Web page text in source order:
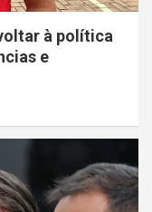
à política
e